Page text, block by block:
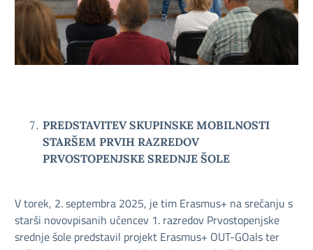
PREDSTAVITEV SKUPINSKE MOBILNOSTI
STARŠEM PRVIH RAZREDOV
PRVOSTOPENJSKE SREDNJE ŠOLE
V torek, 2. septembra 2025, je tim Erasmus+ na srečanju s
starši novovpisanih učencev 1. razredov Prvostopenjske
srednje šole predstavil projekt Erasmus+ OUT-GOals ter